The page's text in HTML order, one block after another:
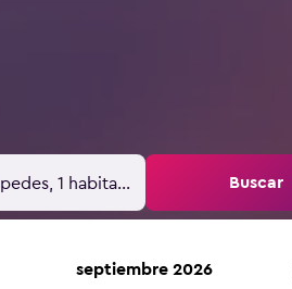
1 habitación Buscar
septiembre 2026